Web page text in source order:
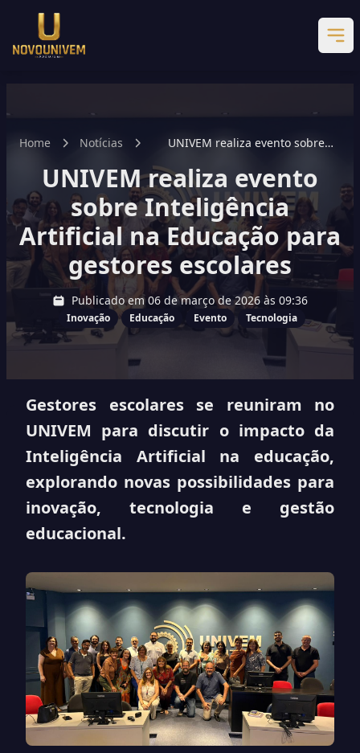
Home Notícias
UNIVEM realiza evento sobre
para gestores escolares
UNIVEM realiza evento
sobre Inteligência
Artificial na Educação para
gestores escolares
Publicado em 06 de março de 2026 às 09:36
Inovação Educação Evento Tecnologia
Gestores escolares se reuniram no
UNIVEM para discutir o impacto da
Inteligência Artificial na educação,
explorando novas possibilidades para
inovação, tecnologia e gestão
educacional.